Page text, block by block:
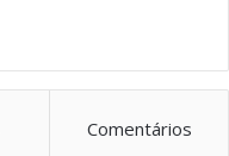
Comentários